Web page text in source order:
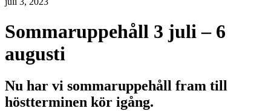
Sommaruppehåll 3 juli – 6
augusti
Nu har vi sommaruppehåll fram till
höstterminen kör igång.